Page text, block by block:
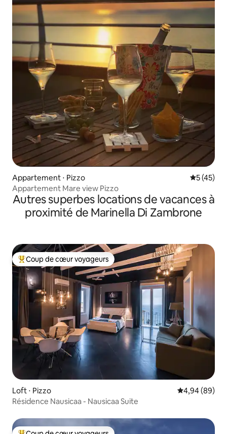
Appartement ⋅ Pizzo
5 (45)
Appartement Mare view Pizzo
Autres superbes locations de vacances à
proximité de Marinella Di Zambrone
Coups de cœur voyageurs les plus appréciés
Coup de cœur voyageurs
Loft ⋅ Pizzo Évaluation
4,94 (89)
Résidence Nausicaa - Nausicaa Suite